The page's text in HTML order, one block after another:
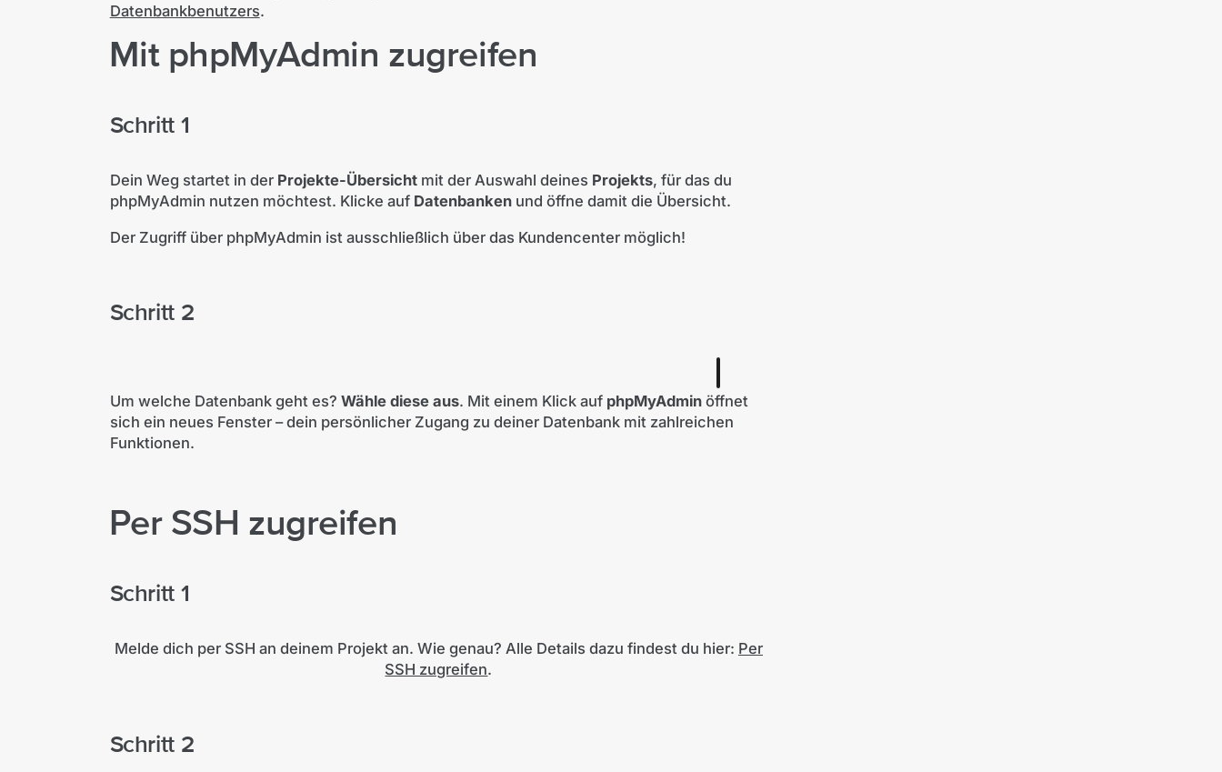
Datenbankbenutzers.
Mit phpMyAdmin zugreifen
Schritt 1
Dein Weg startet in der Projekte-Übersicht mit der Auswahl deines Projekts, für das du
phpMyAdmin nutzen möchtest. Klicke auf Datenbanken und öffne damit die Übersicht.
Der Zugriff über phpMyAdmin ist ausschließlich über das Kundencenter möglich!
Schritt 2
Um welche Datenbank geht es? Wähle diese aus. Mit einem Klick auf phpMyAdmin öffnet
sich ein neues Fenster – dein persönlicher Zugang zu deiner Datenbank mit zahlreichen
Funktionen.
Per SSH zugreifen
Schritt 1
Melde dich per SSH an deinem Projekt an. Wie genau? Alle Details dazu findest du hier: Per
SSH zugreifen.
Schritt 2